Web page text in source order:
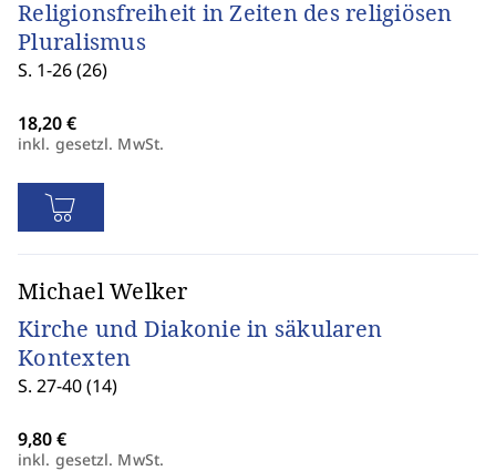
Religionsfreiheit in Zeiten des religiösen
Pluralismus
S. 1-26 (26)
inkl. gesetzl. MwSt.
Michael Welker
Kirche und Diakonie in säkularen
Kontexten
S. 27-40 (14)
inkl. gesetzl. MwSt.